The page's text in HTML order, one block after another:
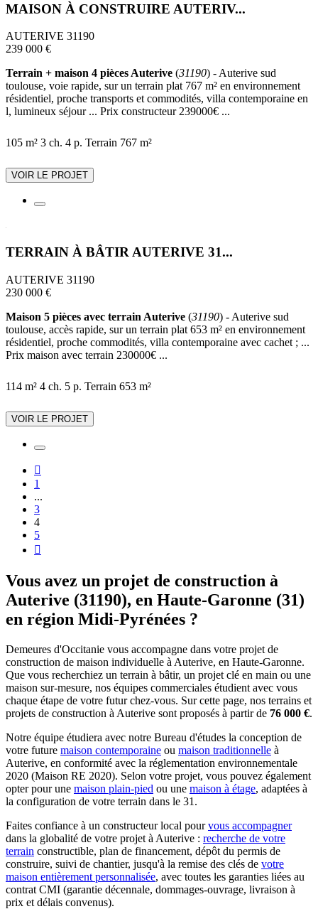
MAISON À CONSTRUIRE AUTERIV...
AUTERIVE 31190
239 000 €
Terrain + maison 4 pièces Auterive (31190) - Auterive sud
toulouse, voie rapide, sur un terrain plat 767 m² en environnement
résidentiel, proche transports et commodités, villa contemporaine en
l, lumineux séjour ... Prix constructeur 239000€ ...
105 m² 3 ch. 4 p. Terrain 767 m²
VOIR LE PROJET
TERRAIN À BÂTIR AUTERIVE 31...
AUTERIVE 31190
230 000 €
Maison 5 pièces avec terrain Auterive (31190) - Auterive sud
toulouse, accès rapide, sur un terrain plat 653 m² en environnement
résidentiel, proche commodités, villa contemporaine avec cachet ; ...
Prix maison avec terrain 230000€ ...
114 m² 4 ch. 5 p. Terrain 653 m²
VOIR LE PROJET

1
...
3
4
5

Vous avez un projet de construction à
Auterive (31190), en Haute-Garonne (31)
en région Midi-Pyrénées ?
Demeures d'Occitanie vous accompagne dans votre projet de
construction de maison individuelle à Auterive, en Haute-Garonne.
Que vous recherchiez un terrain à bâtir, un projet clé en main ou une
maison sur-mesure, nos équipes commerciales étudient avec vous
chaque étape de votre futur chez-vous. Sur cette page, nos terrains et
projets de construction à Auterive sont proposés à partir de 76 000 €.
Notre équipe étudiera avec notre Bureau d'études la conception de
votre future maison contemporaine ou maison traditionnelle à
Auterive, en conformité avec la réglementation environnementale
2020 (Maison RE 2020). Selon votre projet, vous pouvez également
opter pour une maison plain-pied ou une maison à étage, adaptées à
la configuration de votre terrain dans le 31.
Faites confiance à un constructeur local pourvous accompagner
dans la globalité de votre projet à Auterive : recherche de votre
terrain constructible, plan de financement, dépôt du permis de
construire, suivi de chantier, jusqu'à la remise des clés de votre
maison entièrement personnalisée, avec toutes les garanties liées au
contrat CMI (garantie décennale, dommages-ouvrage, livraison à
prix et délais convenus).